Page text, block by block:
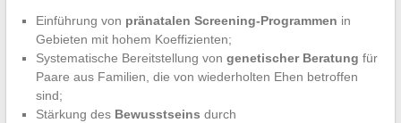
Einführung von pränatalen Screening-Programmen in
Gebieten mit hohem Koeffizienten;
Systematische Bereitstellung von genetischer Beratung für
Paare aus Familien, die von wiederholten Ehen betroffen
sind;
Stärkung des Bewusstseins durch